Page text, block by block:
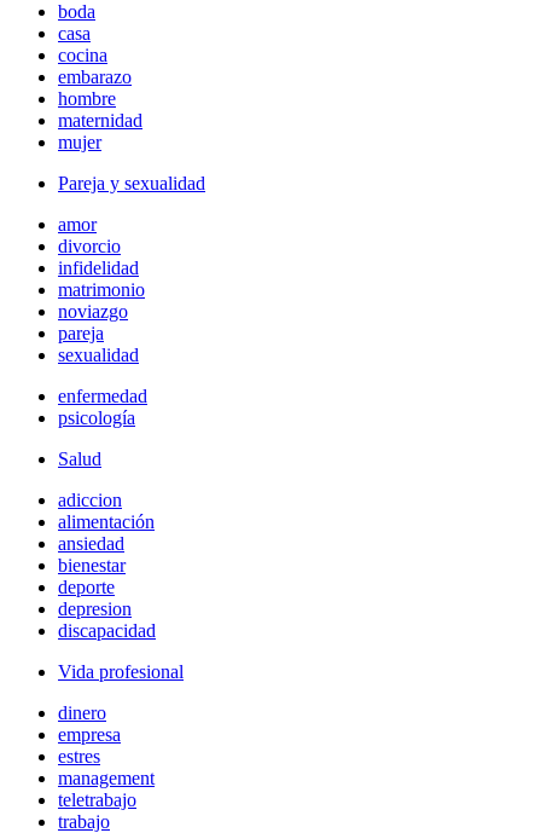
boda
casa
cocina
embarazo
hombre
maternidad
mujer
Pareja y sexualidad
amor
divorcio
infidelidad
matrimonio
noviazgo
pareja
sexualidad
enfermedad
psicología
Salud
adiccion
alimentación
ansiedad
bienestar
deporte
depresion
discapacidad
Vida profesional
dinero
empresa
estres
management
teletrabajo
trabajo